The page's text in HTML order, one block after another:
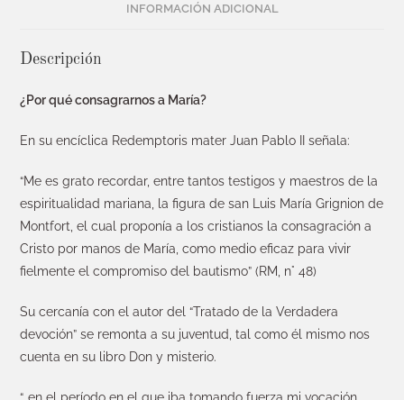
INFORMACIÓN ADICIONAL
Descripción
¿Por qué consagrarnos a María?
En su encíclica Redemptoris mater Juan Pablo II señala:
“Me es grato recordar, entre tantos testigos y maestros de la
espiritualidad mariana, la figura de san Luis María Grignion de
Montfort, el cual proponía a los cristianos la consagración a
Cristo por manos de María, como medio eficaz para vivir
fielmente el compromiso del bautismo” (RM, n° 48)
Su cercanía con el autor del “Tratado de la Verdadera
devoción” se remonta a su juventud, tal como él mismo nos
cuenta en su libro Don y misterio.
“…en el período en el que iba tomando fuerza mi vocación